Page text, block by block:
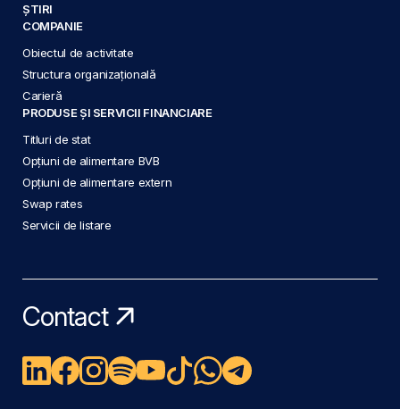
ȘTIRI
COMPANIE
Obiectul de activitate
Structura organizațională
Carieră
PRODUSE ȘI SERVICII FINANCIARE
Titluri de stat
Opțiuni de alimentare BVB
Opțiuni de alimentare extern
Swap rates
Servicii de listare
Contact